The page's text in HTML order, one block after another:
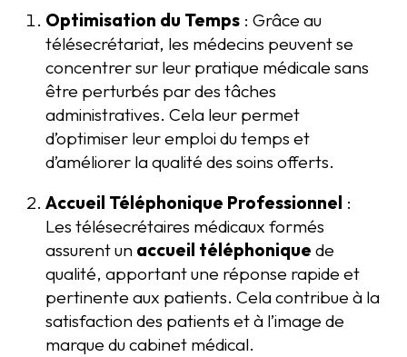
Optimisation du Temps : Grâce au
télésecrétariat, les médecins peuvent se
concentrer sur leur pratique médicale sans
être perturbés par des tâches
administratives. Cela leur permet
d’optimiser leur emploi du temps et
d’améliorer la qualité des soins offerts.
Accueil Téléphonique Professionnel :
Les télésecrétaires médicaux formés
assurent un accueil téléphonique de
qualité, apportant une réponse rapide et
pertinente aux patients. Cela contribue à la
satisfaction des patients et à l’image de
marque du cabinet médical.